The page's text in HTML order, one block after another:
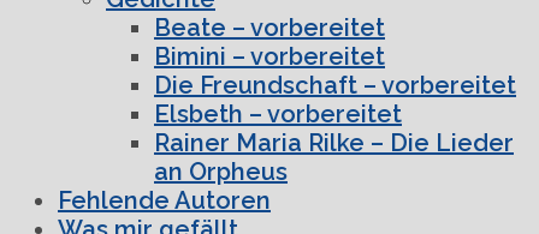
Beate – vorbereitet
Bimini – vorbereitet
Die Freundschaft – vorbereitet
Elsbeth – vorbereitet
Rainer Maria Rilke – Die Lieder
an Orpheus
Fehlende Autoren